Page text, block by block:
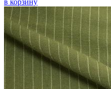
в корзину